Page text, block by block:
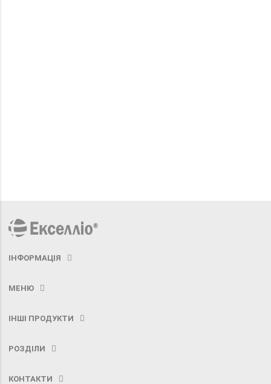
ІНФОРМАЦІЯ
МЕНЮ
ІНШІ ПРОДУКТИ
РОЗДІЛИ
КОНТАКТИ